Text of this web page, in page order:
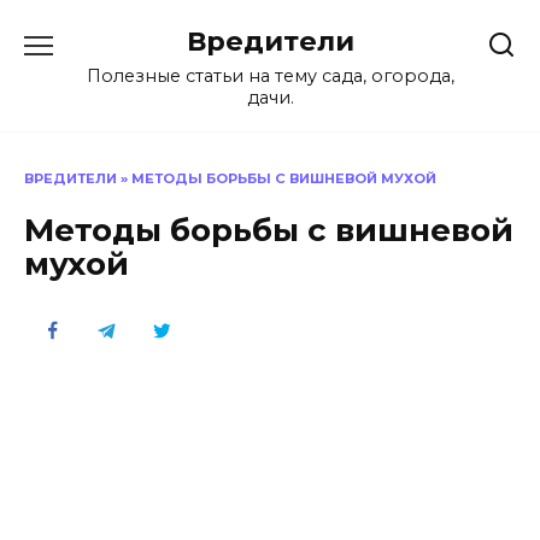
содержанию
Вредители
Полезные статьи на тему сада, огорода,
дачи.
ВРЕДИТЕЛИ » МЕТОДЫ БОРЬБЫ С ВИШНЕВОЙ МУХОЙ
Методы борьбы с вишневой
мухой